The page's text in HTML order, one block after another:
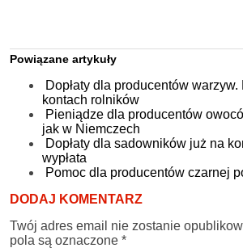
Powiązane artykuły
Dopłaty dla producentów warzyw.
kontach rolników
Pieniądze dla producentów
jak w Niemczech
Dopłaty dla sadowników już na
wypłata
Pomoc dla producentów czarnej
DODAJ KOMENTARZ
Twój adres email nie zostanie
pola są oznaczone *